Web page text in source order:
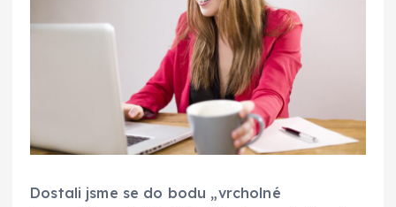
Dostali jsme se do bodu „vrcholné